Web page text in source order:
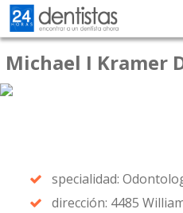
Michael I Kramer
specialidad:
dirección: 4485